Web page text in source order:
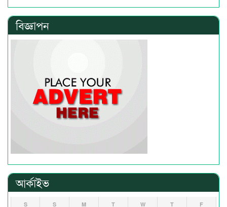
বিজ্ঞাপন
আর্কাইভ
S S M T W T F